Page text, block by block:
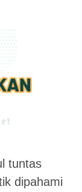
tuntas
dipahami